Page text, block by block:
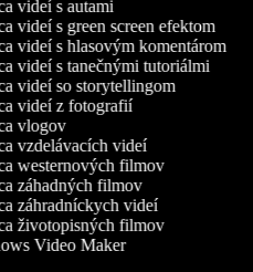
videí s autami
videí s green screen efektom
videí s hlasovým komentárom
videí s tanečnými tutoriálmi
videí so storytellingom
videí z fotografií
vlogov
vzdelávacích videí
westernových filmov
záhadných filmov
záhradníckych videí
životopisných filmov
Video Maker